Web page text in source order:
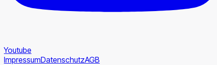
Youtube
ImpressumDatenschutzAGB